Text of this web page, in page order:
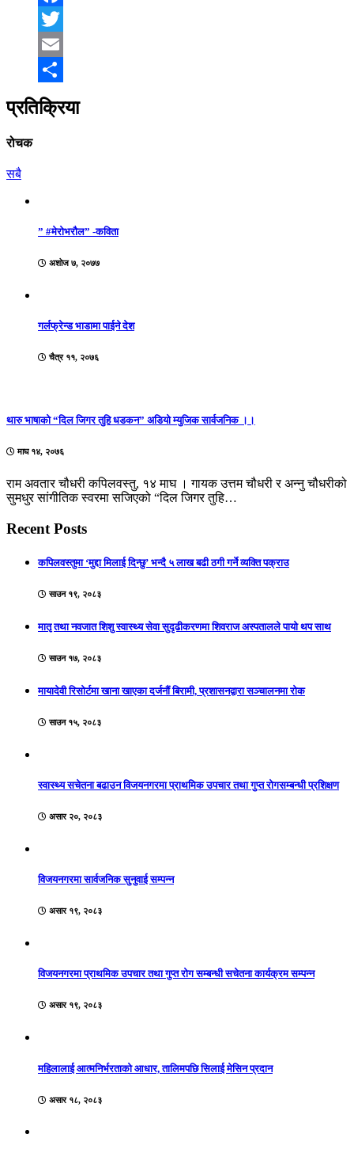
Facebook
Twitter
Email
Share
प्रतिक्रिया
रोचक
सबै
” #मेरोभरौल” -कविता
अशोज ७, २०७७
गर्लफ्रेन्ड भाडामा पाईने देश
चैत्र ११, २०७६
थारु भाषाको “दिल जिगर तुहि धडकन” अडियो म्युजिक सार्वजनिक ।।
माघ १४, २०७६
राम अवतार चौधरी कपिलवस्तु, १४ माघ । गायक उत्तम चौधरी र अन्नु चौधरीको
सुमधुर सांगीतिक स्वरमा सजिएको “दिल जिगर तुहि…
Recent Posts
कपिलवस्तुमा ‘मुद्दा मिलाई दिन्छु’ भन्दै ५ लाख बढी ठगी गर्ने व्यक्ति पक्राउ
साउन १९, २०८३
मातृ तथा नवजात शिशु स्वास्थ्य सेवा सुदृढीकरणमा शिवराज अस्पतालले पायो थप साथ
साउन १७, २०८३
मायादेवी रिसोर्टमा खाना खाएका दर्जनौं बिरामी, प्रशासनद्वारा सञ्चालनमा रोक
साउन १५, २०८३
स्वास्थ्य सचेतना बढाउन विजयनगरमा प्राथमिक उपचार तथा गुप्त रोगसम्बन्धी प्रशिक्षण
असार २०, २०८३
विजयनगरमा सार्वजनिक सुनुवाई सम्पन्न
असार १९, २०८३
विजयनगरमा प्राथमिक उपचार तथा गुप्त रोग सम्बन्धी सचेतना कार्यक्रम सम्पन्न
असार १९, २०८३
महिलालाई आत्मनिर्भरताको आधार, तालिमपछि सिलाई मेसिन प्रदान
असार १८, २०८३